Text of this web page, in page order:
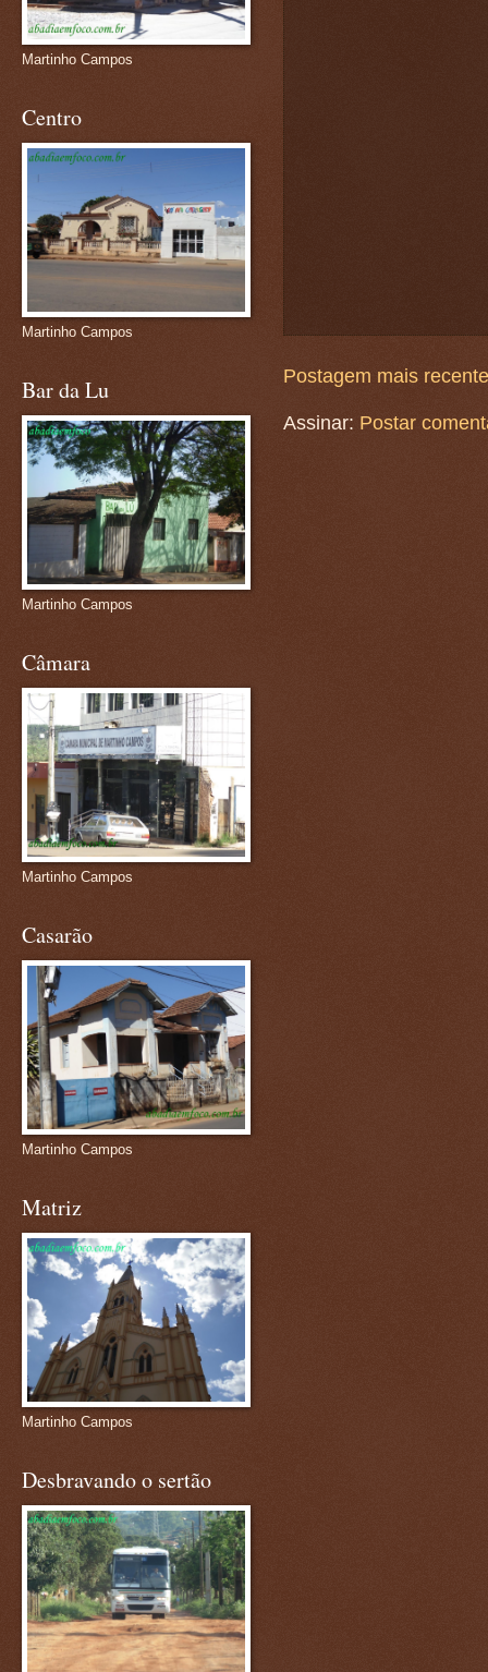
Postagem mais recente
Assinar: Postar
Martinho Campos
Centro
Martinho Campos
Bar da Lu
Martinho Campos
Câmara
Martinho Campos
Casarão
Martinho Campos
Matriz
Martinho Campos
Desbravando o sertão